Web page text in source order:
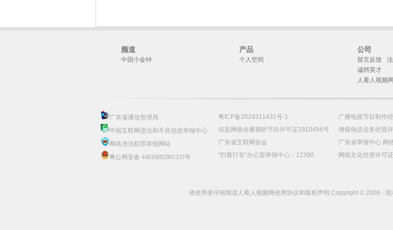
频道
中国小金钟
产品
个人空间
公司
留言反馈
诚聘英才
人看人视频
广东省通信管理局
中国互联网违法和不良信息举报中心
网络违法犯罪举报网站
粤公网安备 44010602001333号
粤ICP备2024311431号-1
信息网络传播视听节目许可证1910456号
广东省互联网协会
“扫黄打非”办公室举报中心：12390
广播电视节目制作
增值电信业务经营
广东省举报中心 网
网络文化经营许可
请使用者仔细阅读人看人视频网使用协议和版权声明 Copyright ©2006 - 现